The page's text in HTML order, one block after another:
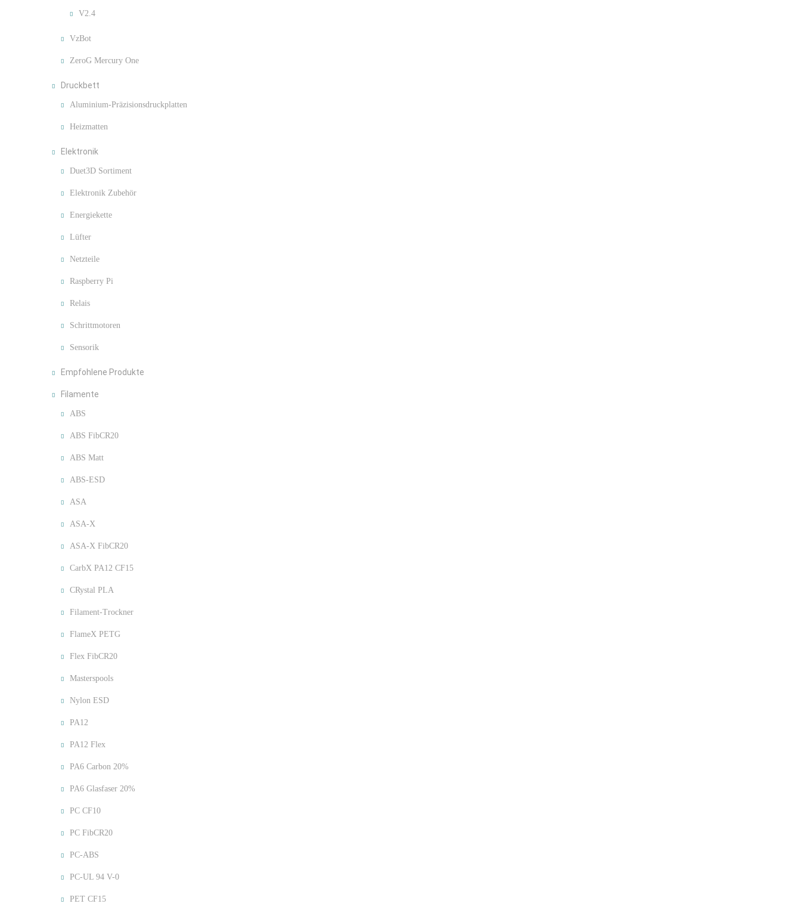
V2.4
VzBot
ZeroG Mercury One
Druckbett
Aluminium-Präzisionsdruckplatten
Heizmatten
Elektronik
Duet3D Sortiment
Elektronik Zubehör
Energiekette
Lüfter
Netzteile
Raspberry Pi
Relais
Schrittmotoren
Sensorik
Empfohlene Produkte
Filamente
ABS
ABS FibCR20
ABS Matt
ABS-ESD
ASA
ASA-X
ASA-X FibCR20
CarbX PA12 CF15
CRystal PLA
Filament-Trockner
FlameX PETG
Flex FibCR20
Masterspools
Nylon ESD
PA12
PA12 Flex
PA6 Carbon 20%
PA6 Glasfaser 20%
PC CF10
PC FibCR20
PC-ABS
PC-UL 94 V-0
PET CF15